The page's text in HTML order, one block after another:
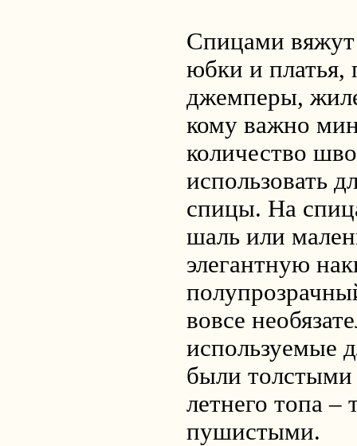
Спицами
юбки и платья,
джемперы,
кому важно
количество
использовать
спицы. На
шаль или
элегантную
вовсе
используемые
были
летнего топа –
пушистыми.